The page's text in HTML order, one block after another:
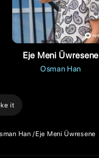
Eje Meni Üwresene
Osman Han
it
Han Eje Meni Üwresene